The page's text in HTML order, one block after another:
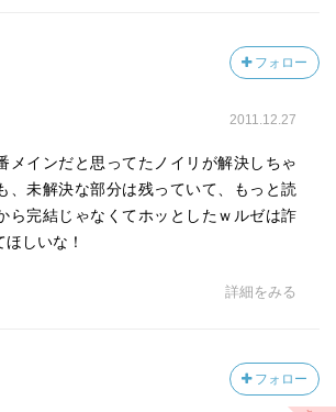
フォロー
2011.12.27
メインだと思ってたノイリが解決しちゃ
、未解決な部分は残っていて、もっと読
ら完結じゃなくてホッとしたｗルゼは詐
しいな！
詳細をみる
フォロー